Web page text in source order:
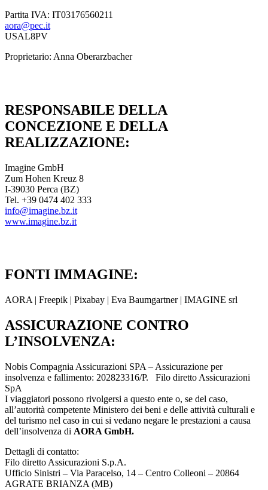
Partita IVA: IT03176560211
aora@pec.it
USAL8PV
Proprietario: Anna Oberarzbacher
RESPONSABILE DELLA
CONCEZIONE E DELLA
REALIZZAZIONE:
Imagine GmbH
Zum Hohen Kreuz 8
I-39030 Perca (BZ)
Tel. +39 0474 402 333
info@imagine.bz.it
www.imagine.bz.it
FONTI IMMAGINE:
AORA | Freepik | Pixabay | Eva Baumgartner | IMAGINE srl
ASSICURAZIONE CONTRO
L’INSOLVENZA:
Nobis Compagnia Assicurazioni SPA – Assicurazione per
insolvenza e fallimento: 202823316/P. Filo diretto Assicurazioni
SpA
I viaggiatori possono rivolgersi a questo ente o, se del caso,
all’autorità competente Ministero dei beni e delle attività culturali e
del turismo nel caso in cui si vedano negare le prestazioni a causa
dell’insolvenza di AORA GmbH.
Dettagli di contatto:
Filo diretto Assicurazioni S.p.A.
Ufficio Sinistri – Via Paracelso, 14 – Centro Colleoni – 20864
AGRATE BRIANZA (MB)